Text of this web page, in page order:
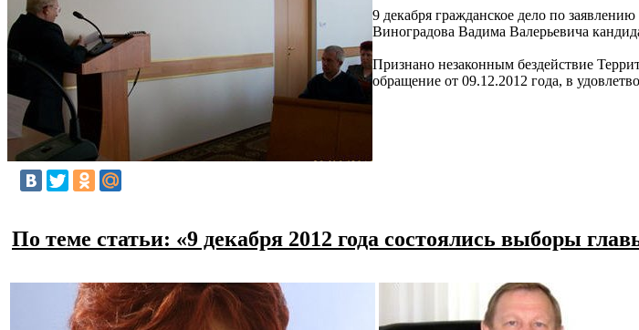
9 декабря гражданское дело по
Виноградова Вадима Валерьевича
Признано незаконным бездействие
обращение от 09.12.2012 года, в
По теме статьи: «9 декабря 2012 года состоялись выборы